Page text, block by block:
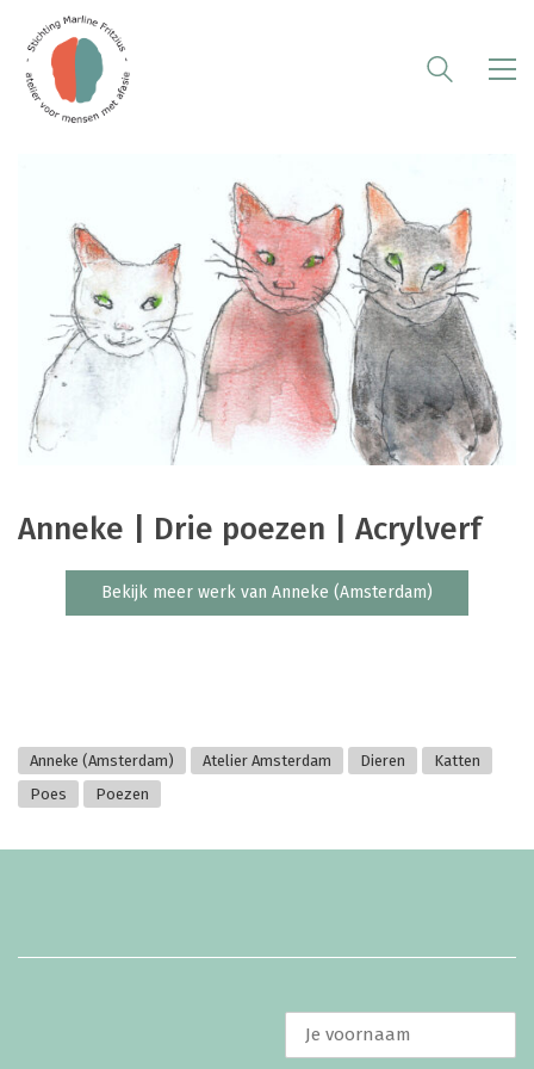
Anneke | Drie poezen | Acrylverf
Bekijk meer werk van Anneke (Amsterdam)
Anneke (Amsterdam) Atelier Amsterdam Dieren
Katten
Poes
Poezen